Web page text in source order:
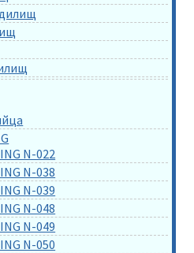
N-022
N-038
N-039
N-048
N-049
N-050